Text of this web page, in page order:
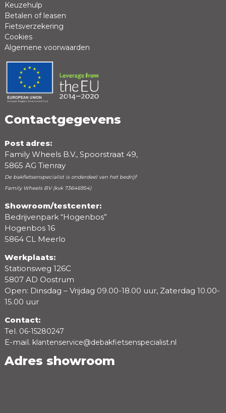
Positieve punten
Beoordeling
Keuzehulp
Betalen of leasen
Fietsverzekering
Cookies
Algemene voorwaarden
Contactgegevens
Post adres:
Family Wheels B.V., Spoorstraat 49,
5865 AG Tienray
De bakfietsenspecialist is onderdeel van het bedrijf
Family Wheels BV (kvk 73646954)
Showroom/testcenter:
Bedrijvenpark “Hogenbos”
Hogenbos 16
5864 CL Meerlo
Werkplaats:
Stationsweg 126C
5807 AD Oostrum
Open: Dinsdag – Vrijdag 09.00-18.00 uur, Zaterdag 10.00-
15.00 uur
Contact:
Tel. 06-15280247
E-mail. klantenservice@debakfietsenspecialist.nl
Adres showroom